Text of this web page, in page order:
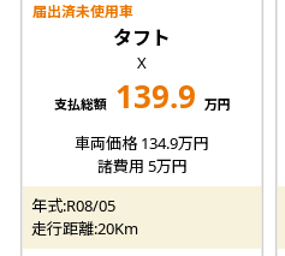
届出済未使用車
タフト
X
支払総額 139.9 万円
車両価格 134.9万円
諸費用 5万円
年式:R08/05
走行距離:20Km